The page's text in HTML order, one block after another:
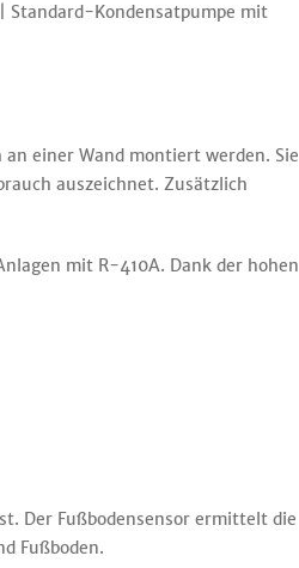
Kondensatpumpe mit
einer Wand montiert werden. Sie
auszeichnet. Zusätzlich
mit R-410A. Dank der hohen
Der Fußbodensensor ermittelt die
Fußboden.